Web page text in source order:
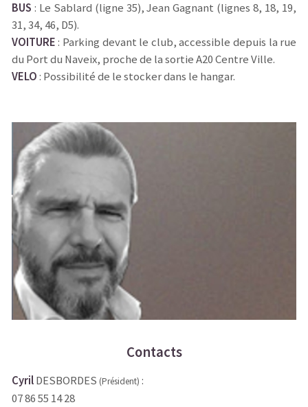
BUS : Le Sablard (ligne 35), Jean Gagnant (lignes 8, 18, 19,
31, 34, 46, D5).
VOITURE: Parking devant le club, accessible depuis la rue
du Port du Naveix, proche de la sortie A20 Centre Ville.
VELO: Possibilité de le stocker dans le hangar.
Contacts
CyrilDESBORDES (Président) :
07 86 55 14 28